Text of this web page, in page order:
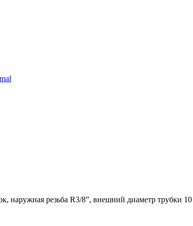
наружная резьба R3/8”, внешний диаметр трубки